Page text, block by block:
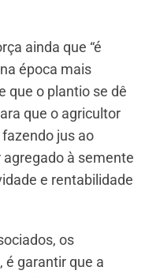
ainda que “é
época mais
que o plantio se dê
que o agricultor
jus ao
à semente
e rentabilidade
os
é garantir que a